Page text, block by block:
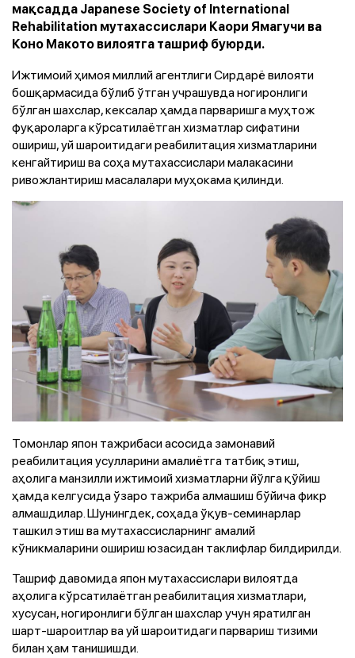
мақсадда Japanese Society of International
Rehabilitation мутахассислари Каори Ямагучи ва
Коно Макото вилоятга ташриф буюрди.
Ижтимоий ҳимоя миллий агентлиги Сирдарё вилояти
бошқармасида бўлиб ўтган учрашувда ногиронлиги
бўлган шахслар, кексалар ҳамда парваришга муҳтож
фуқароларга кўрсатилаётган хизматлар сифатини
ошириш, уй шароитидаги реабилитация хизматларини
кенгайтириш ва соҳа мутахассислари малакасини
ривожлантириш масалалари муҳокама қилинди.
Томонлар япон тажрибаси асосида замонавий
реабилитация усулларини амалиётга татбиқ этиш,
аҳолига манзилли ижтимоий хизматларни йўлга қўйиш
ҳамда келгусида ўзаро тажриба алмашиш бўйича фикр
алмашдилар. Шунингдек, соҳада ўқув-семинарлар
ташкил этиш ва мутахассисларнинг амалий
кўникмаларини ошириш юзасидан таклифлар билдирилди.
Ташриф давомида япон мутахассислари вилоятда
аҳолига кўрсатилаётган реабилитация хизматлари,
хусусан, ногиронлиги бўлган шахслар учун яратилган
шарт-шароитлар ва уй шароитидаги парвариш тизими
билан ҳам танишишди.